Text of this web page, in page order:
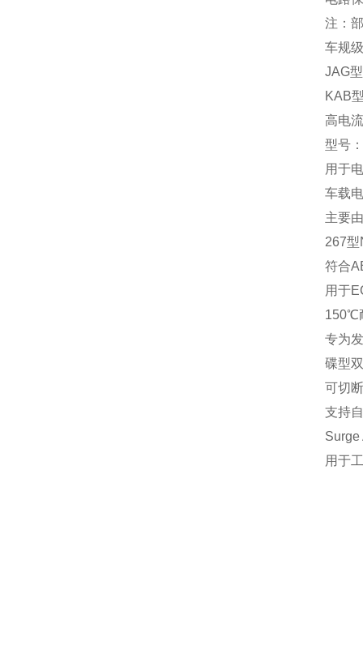
注：
车规
‌JAG
‌KAB
高电
型号
用于
车载
主要
‌267
符合
用于
‌150℃
专为
碟型
可切
支持
‌Surge
用于